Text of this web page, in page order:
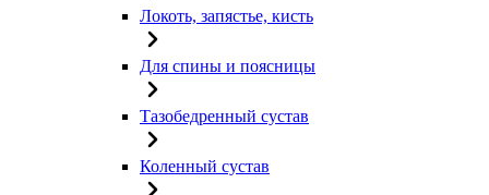
Локоть, запястье, кисть
Для спины и поясницы
Тазобедренный сустав
Коленный сустав